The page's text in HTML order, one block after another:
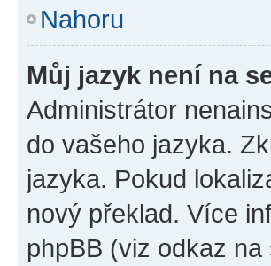
Nahoru
Můj jazyk není na
Administrátor
do vašeho jazyka.
jazyka. Pokud
nový překlad. Více
phpBB (viz odkaz